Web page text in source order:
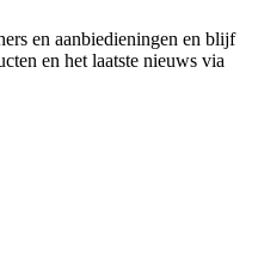
en aanbiedieningen en blijf
en het laatste nieuws via